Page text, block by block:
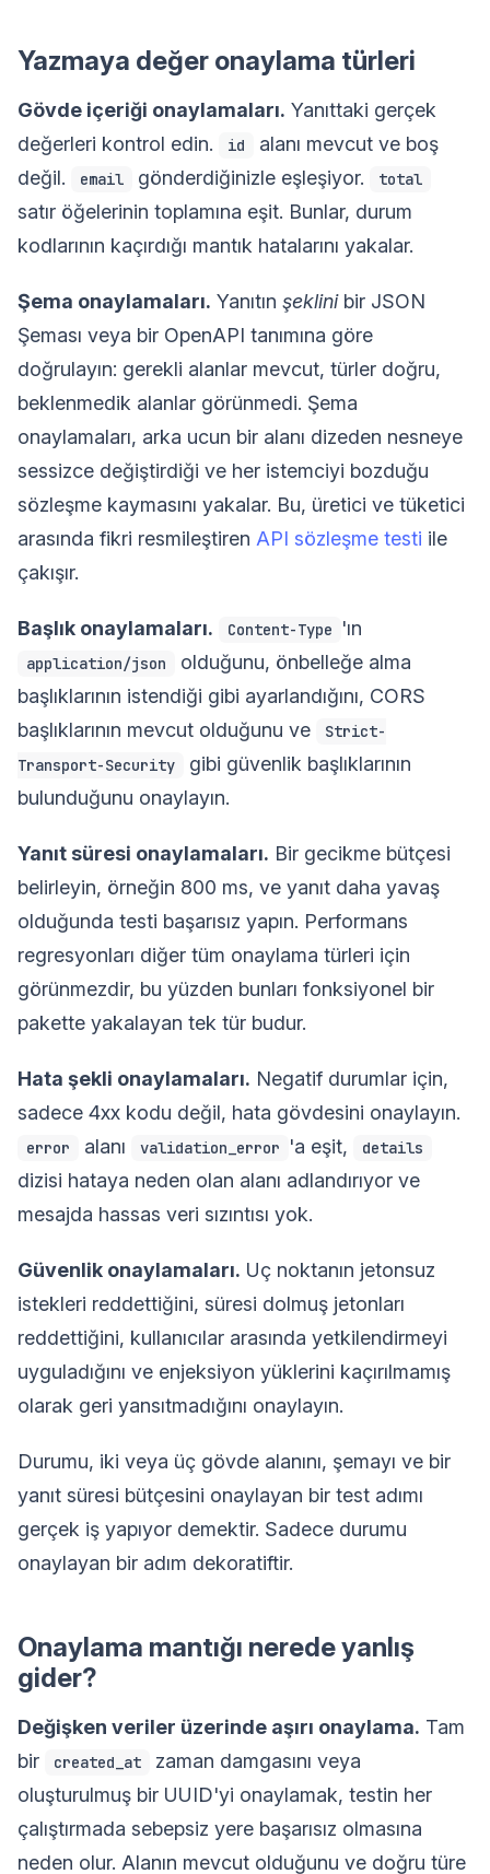
Yazmaya değer onaylama türleri
Gövde içeriği onaylamaları. Yanıttaki gerçek
değerleri kontrol edin.
id
alanı mevcut ve boş
değil.
email gönderdiğinizle eşleşiyor. total
satır öğelerinin toplamına eşit. Bunlar, durum
kodlarının kaçırdığı mantık hatalarını yakalar.
Şema onaylamaları. Yanıtın şeklinibir JSON
Şeması veya bir OpenAPI tanımına göre
doğrulayın: gerekli alanlar mevcut, türler doğru,
beklenmedik alanlar görünmedi. Şema
onaylamaları, arka ucun bir alanı dizeden nesneye
sessizce değiştirdiği ve her istemciyi bozduğu
sözleşme kaymasını yakalar. Bu, üretici ve tüketici
arasında fikri resmileştiren API sözleşme testi ile
çakışır.
Başlık onaylamaları. Content-Type 'ın
application/json
olduğunu, önbelleğe alma
başlıklarının istendiği gibi ayarlandığını, CORS
başlıklarının mevcut olduğunu ve
Strict-
Transport-Security
gibi güvenlik başlıklarının
bulunduğunu onaylayın.
Yanıt süresi onaylamaları. Bir gecikme bütçesi
belirleyin, örneğin 800 ms, ve yanıt daha yavaş
olduğunda testi başarısız yapın. Performans
regresyonları diğer tüm onaylama türleri için
görünmezdir, bu yüzden bunları fonksiyonel bir
pakette yakalayan tek tür budur.
Hata şekli onaylamaları. Negatif durumlar için,
sadece 4xx kodu değil, hata gövdesini onaylayın.
error alanı validation_error 'a eşit, details
dizisi hataya neden olan alanı adlandırıyor ve
mesajda hassas veri sızıntısı yok.
Güvenlik onaylamaları. Uç noktanın jetonsuz
istekleri reddettiğini, süresi dolmuş jetonları
reddettiğini, kullanıcılar arasında yetkilendirmeyi
uyguladığını ve enjeksiyon yüklerini kaçırılmamış
olarak geri yansıtmadığını onaylayın.
Durumu, iki veya üç gövde alanını, şemayı ve bir
yanıt süresi bütçesini onaylayan bir test adımı
gerçek iş yapıyor demektir. Sadece durumu
onaylayan bir adım dekoratiftir.
Onaylama mantığı nerede yanlış
gider?
Değişken veriler üzerinde aşırı onaylama. Tam
bir
created_at
zaman damgasını veya
oluşturulmuş bir UUID'yi onaylamak, testin her
çalıştırmada sebepsiz yere başarısız olmasına
neden olur. Alanın mevcut olduğunu ve doğru türe